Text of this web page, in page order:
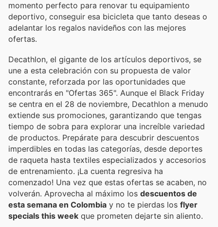
momento perfecto para renovar tu equipamiento
deportivo, conseguir esa bicicleta que tanto deseas o
adelantar los regalos navideños con las mejores
ofertas.
Decathlon, el gigante de los artículos deportivos, se
une a esta celebración con su propuesta de valor
constante, reforzada por las oportunidades que
encontrarás en "Ofertas 365". Aunque el Black Friday
se centra en el 28 de noviembre, Decathlon a menudo
extiende sus promociones, garantizando que tengas
tiempo de sobra para explorar una increíble variedad
de productos. Prepárate para descubrir descuentos
imperdibles en todas las categorías, desde deportes
de raqueta hasta textiles especializados y accesorios
de entrenamiento. ¡La cuenta regresiva ha
comenzado! Una vez que estas ofertas se acaben, no
volverán. Aprovecha al máximo los descuentos de
esta semana en Colombia y no te pierdas los flyer
specials this week que prometen dejarte sin aliento.